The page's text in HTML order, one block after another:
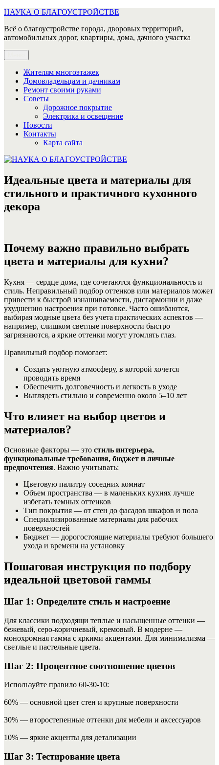
Перейти
содержимому
НАУКА О БЛАГОУСТРОЙСТВЕ
Всё о благоустройстве города, дворовых территорий,
автомобильных дорог, квартиры, дома, дачного участка
Жителям многоэтажек
Домовладельцам и дачникам
Ремонт своими руками
Советы
Дорожное покрытие
Электрика и освещение
Новости
Контакты
Карта сайта
Идеальные цвета и материалы для
стильного и практичного кухонного
декора
Почему важно правильно выбрать
цвета и материалы для кухни?
Кухня — сердце дома, где сочетаются функциональность и
стиль. Неправильный подбор оттенков или материалов может
привести к быстрой изнашиваемости, дисгармонии и даже
ухудшению настроения при готовке. Часто ошибаются,
выбирая модные цвета без учета практических аспектов —
например, слишком светлые поверхности быстро
загрязняются, а яркие оттенки могут утомлять глаз.
Правильный подбор помогает:
Создать уютную атмосферу, в которой хочется
проводить время
Обеспечить долговечность и легкость в уходе
Выглядеть стильно и современно около 5–10 лет
Что влияет на выбор цветов и
материалов?
Основные факторы — это стиль интерьера,
функциональные требования, бюджет и личные
предпочтения. Важно учитывать:
Цветовую палитру соседних комнат
Объем пространства — в маленьких кухнях лучше
избегать темных оттенков
Тип покрытия — от стен до фасадов шкафов и пола
Специализированные материалы для рабочих
поверхностей
Бюджет — дорогостоящие материалы требуют большего
ухода и времени на установку
Пошаговая инструкция по подбору
идеальной цветовой гаммы
Шаг 1: Определите стиль и настроение
Для классики подходящи теплые и насыщенные оттенки —
бежевый, серо-коричневый, кремовый. В модерне —
монохромная гамма с яркими акцентами. Для минимализма —
светлые и пастельные цвета.
Шаг 2: Процентное соотношение цветов
Используйте правило 60-30-10:
60% — основной цвет стен и крупные поверхности
30% — второстепенные оттенки для мебели и аксессуаров
10% — яркие акценты для детализации
Шаг 3: Тестирование цвета